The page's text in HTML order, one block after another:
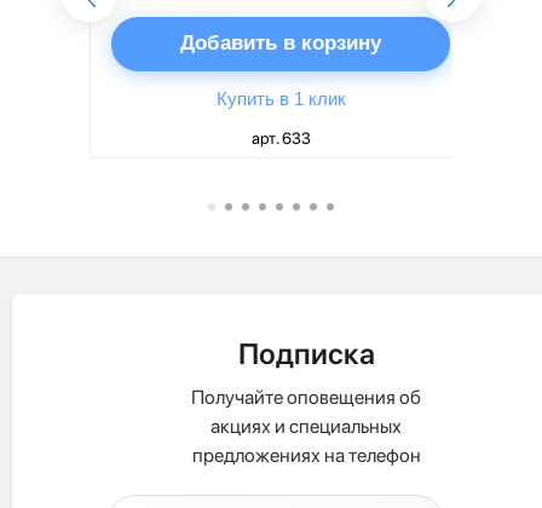
Добавить в корзину
Купить в 1 клик
арт. 633
Подписка
Получайте оповещения об
акциях и специальных
предложениях на телефон